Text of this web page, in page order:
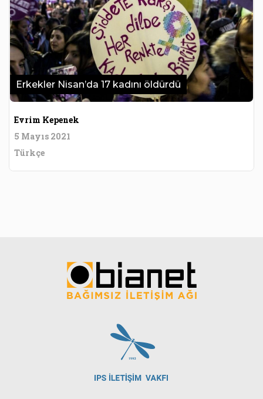
Erkekler Nisan’da 17 kadını öldürdü
Evrim Kepenek
5 Mayıs 2021
Türkçe